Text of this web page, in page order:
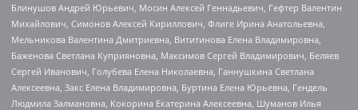
Блинушов Андрей Юрьевич, Мосин Алексей Геннадьевич, Гефтер Валентин
Михайлович, Симонов Алексей Кириллович, Флиге Ирина Анатольевна,
Мельникова Валентина Дмитриевна, Вититинова Елена Владимировна,
Баженова Светлана Куприяновна, Максимов Сергей Владимирович, Беляев
Сергей Иванович, Голубева Елена Николаевна, Ганнушкина Светлана
Алексеевна, Закс Елена Владимировна, Буртина Елена Юрьевна, Гендель
Людмила Залмановна, Кокорина Екатерина Алексеевна, Шуманов Илья